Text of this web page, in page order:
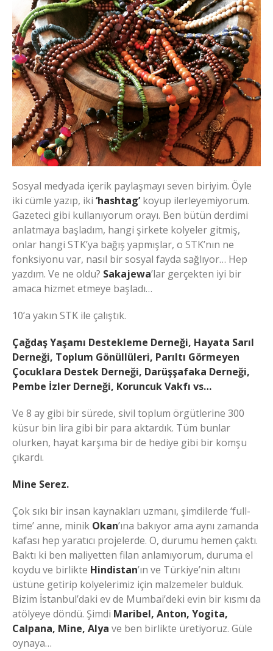
Sosyal medyada içerik paylaşmayı seven biriyim. Öyle
iki cümle yazıp, iki ‘hashtag’koyup ilerleyemiyorum.
Gazeteci gibi kullanıyorum orayı. Ben bütün derdimi
anlatmaya başladım, hangi şirkete kolyeler gitmiş,
onlar hangi STK’ya bağış yapmışlar, o STK’nın ne
fonksiyonu var, nasıl bir sosyal fayda sağlıyor… Hep
yazdım. Ve ne oldu? Sakajewa’lar gerçekten iyi bir
amaca hizmet etmeye başladı…
10’a yakın STK ile çalıştık.
Çağdaş Yaşamı Destekleme Derneği, Hayata Sarıl
Derneği, Toplum Gönüllüleri, Parıltı Görmeyen
Çocuklara Destek Derneği, Darüşşafaka Derneği,
Pembe İzler Derneği, Koruncuk Vakfı vs…
Ve 8 ay gibi bir sürede, sivil toplum örgütlerine 300
küsur bin lira gibi bir para aktardık. Tüm bunlar
olurken, hayat karşıma bir de hediye gibi bir komşu
çıkardı.
Mine Serez.
Çok sıkı bir insan kaynakları uzmanı, şimdilerde ‘full-
time’ anne, minik Okan’ına bakıyor ama aynı zamanda
kafası hep yaratıcı projelerde. O, durumu hemen çaktı.
Baktı ki ben maliyetten filan anlamıyorum, duruma el
koydu ve birlikte Hindistan’ın ve Türkiye’nin altını
üstüne getirip kolyelerimiz için malzemeler bulduk.
Bizim İstanbul’daki ev de Mumbai’deki evin bir kısmı da
atölyeye döndü. Şimdi Maribel, Anton, Yogita,
Calpana, Mine, Alya ve ben birlikte üretiyoruz. Güle
oynaya…